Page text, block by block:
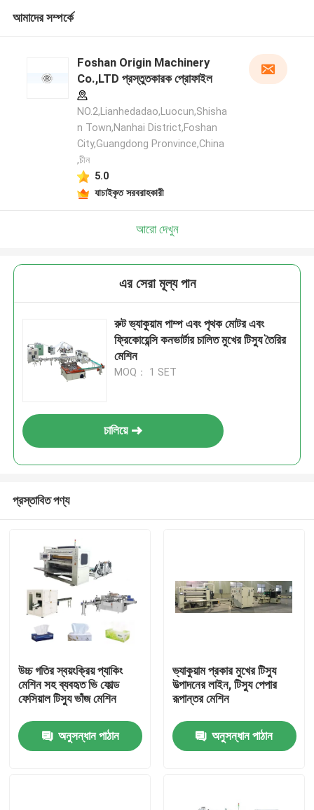
আমাদের সম্পর্কে
Foshan Origin Machinery
Co.,LTD প্রস্তুতকারক প্রোফাইল
NO.2,Lianhedadao,Luocun,Shisha
n Town,Nanhai District,Foshan
City,Guangdong Pronvince,China
,চীন
5.0
যাচাইকৃত সরবরাহকারী
আরো দেখুন
এর সেরা মূল্য পান
রুট ভ্যাকুয়াম পাম্প এবং পৃথক মোটর এবং
ফ্রিকোয়েন্সি কনভার্টার চালিত মুখের টিস্যু তৈরির
মেশিন
MOQ： 1 SET
চালিয়ে
প্রস্তাবিত পণ্য
উচ্চ গতির স্বয়ংক্রিয় প্যাকিং
মেশিন সহ ব্যবহৃত ভি ফোল্ড
ফেসিয়াল টিস্যু ভাঁজ মেশিন
অনুসন্ধান পাঠান
ভ্যাকুয়াম প্রকার মুখের টিস্যু
উত্পাদনের লাইন, টিস্যু পেপার
রূপান্তর মেশিন
অনুসন্ধান পাঠান